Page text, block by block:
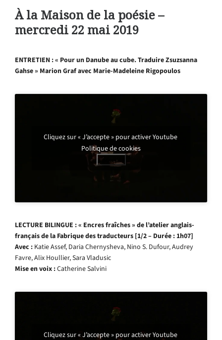
À la Maison de la poésie –
mercredi 22 mai 2019
ENTRETIEN : « Pour un Danube au cube. Traduire Zsuzsanna
Gahse » Marion Graf avec Marie-Madeleine Rigopoulos
Cliquez sur « J’accepte » pour activer Youtube
Politique de cookies
J’accepte
LECTURE BILINGUE : « Encres fraîches » de l’atelier anglais-
français de la Fabrique des traducteurs [1/2 – Durée : 1h07]
Avec : Katie Assef, Daria Chernysheva, Nino S. Dufour, Audrey
Favre, Alix Houllier, Sara Vladusic
Mise en voix :Catherine Salvini
Cliquez sur « J’accepte » pour activer Youtube